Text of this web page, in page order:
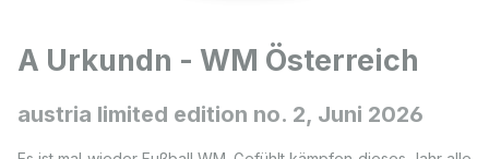
A Urkundn - WM Österreich
austria limited edition no. 2, Juni 2026